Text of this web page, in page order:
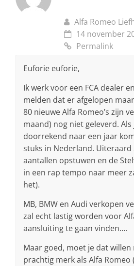
Alfa Romeo
14 november
Permalink
Euforie euforie,
Ik werk voor een FCA dealer
melden dat er afgelopen
80 nieuwe Alfa Romeo’s zijn
maand) nog niet geleverd.
doorrekend naar een jaar
stuks in Nederland. Uiteraard
aantallen opstuwen en de
in een rap tempo naar meer
het).
MB, BMW en Audi verkopen
zal echt lastig worden voor
aansluiting te gaan vinden….
Maar goed, moet je dat willen
prachtig merk als Alfa Romeo